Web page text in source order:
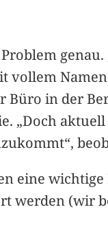
vollem
in der
„Doch
eine
werden (wir